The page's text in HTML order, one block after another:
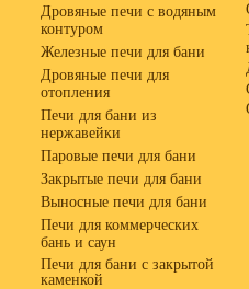
Дровяные печи с водяным
контуром
Железные печи для бани
Дровяные печи для
отопления
Печи для бани из
нержавейки
Паровые печи для бани
Закрытые печи для бани
Выносные печи для бани
Печи для коммерческих
бань и саун
Печи для бани с закрытой
каменкой